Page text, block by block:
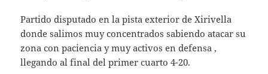
Partido disputado en la pista exterior de Xirivella
donde salimos muy concentrados sabiendo atacar su
zona con paciencia y muy activos en defensa ,
llegando al final del primer cuarto 4-20.